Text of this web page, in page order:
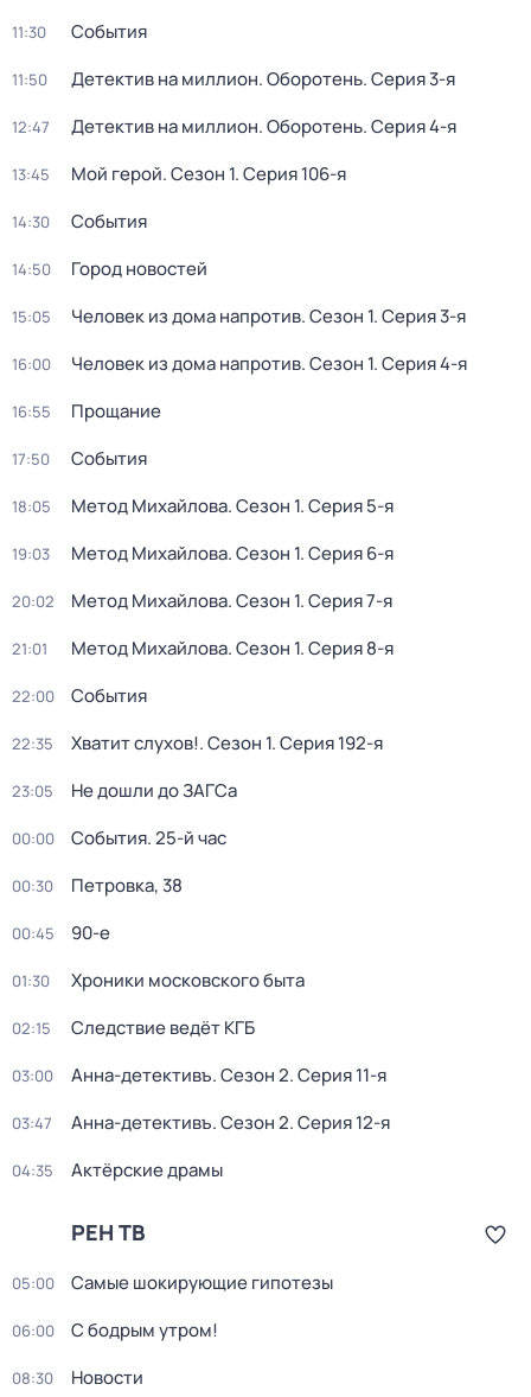
11:30 События
11:50 Детектив на миллион. Оборотень. Серия 3-я
12:47 Детектив на миллион. Оборотень. Серия 4-я
13:45 Мой герой. Сезон 1. Серия 106-я
14:30 События
14:50 Город новостей
15:05 Человек из дома напротив. Сезон 1. Серия 3-я
16:00 Человек из дома напротив. Сезон 1. Серия 4-я
16:55 Прощание
17:50 События
18:05 Метод Михайлова. Сезон 1. Серия 5-я
19:03 Метод Михайлова. Сезон 1. Серия 6-я
20:02 Метод Михайлова. Сезон 1. Серия 7-я
21:01 Метод Михайлова. Сезон 1. Серия 8-я
22:00 События
22:35 Хватит слухов!. Сезон 1. Серия 192-я
23:05 Не дошли до ЗАГСа
00:00 События. 25-й час
00:30 Петровка, 38
00:45 90-е
01:30 Хроники московского быта
02:15 Следствие ведёт КГБ
03:00 Анна-детективъ. Сезон 2. Серия 11-я
03:47 Анна-детективъ. Сезон 2. Серия 12-я
04:35 Актёрские драмы
РЕН ТВ
05:00 Самые шoкиpующие гипотезы
06:00 С бодрым утром!
08:30 Новости